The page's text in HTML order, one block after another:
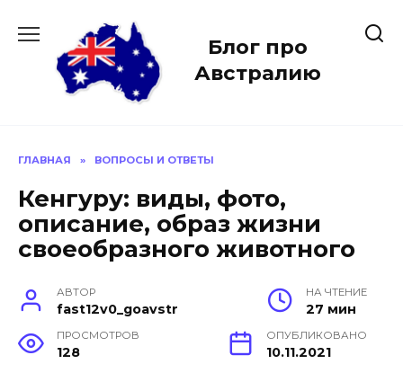
содержанию
Блог про
Австралию
ГЛАВНАЯ » ВОПРОСЫ И ОТВЕТЫ
Кенгуру: виды, фото,
описание, образ жизни
своеобразного животного
АВТОР
fast12v0_goavstr
НА ЧТЕНИЕ
27 мин
ПРОСМОТРОВ
128
ОПУБЛИКОВАНО
10.11.2021